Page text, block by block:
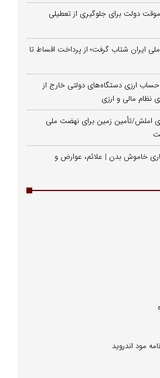
دولت برای جلوگیری از تعطیلی
ایران شتاب گرفت؛ از پرداخت اقساط تا
دیوان محاسبات: ۱۲۴ حساب ارزی دستگاه‌های دولتی خارج از
نظام مالی و ارزی
املش/تأمین زمین برای نهضت ملی
خاموش بدن | علائم، عوارض و
مود اندروید